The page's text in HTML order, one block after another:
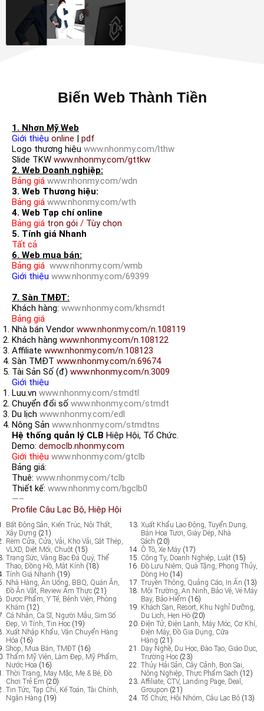
Biến Web Thành Tiền
1. Nhơn Mỹ Web
Giới thiệu online | pdf
Logo thương hiệu www.nhonmy.com/lthw
Slide TKW www.nhonmy.com/gttkw
2. Web Doanh nghiệp:
Bảng giá www.nhonmy.com/wdn
3. Web Thương hiệu:
Bảng giá www.nhonmy.com/wth
4. Web Tạp chí online
Bảng giá trọn gói / Tùy chọn
5. Tính giá Nhanh
Tất cả
6. Web mua bán:
Bảng giá www.nhonmy.com/wmb
Giới thiệu www.nhonmy.com/69399
7. Sàn TMĐT:
Khách hàng: www.nhonmy.com/khsmdt
Bảng giá
Nhà bán Vendor www.nhonmy.com/n.108119
Khách hàng www.nhonmy.com/n.108122
Affiliate www.nhonmy.com/n.108123
Sàn TMĐT www.nhonmy.com/n.69674
Tài Sản Số (đ) www.nhonmy.com/n.3009
Giới thiệu
Luu.vn www.nhonmy.com/stmdtl
Chuyển đổi số www.nhonmy.com/stmdt
Du lịch www.nhonmy.com/edl
Nông Sản www.nhonmy.com/stmdtns
Hệ thống quản lý CLB Hiệp Hội, Tổ Chức.
Demo: democlb.nhonmy.com
Giới thiệu www.nhonmy.com/gtclb
Bảng giá:
Thuê: www.nhonmy.com/tclb
Thiết kế: www.nhonmy.com/bgclb0
—–
Profile Câu Lạc Bộ, Hiệp Hội
Bất Động Sản, Kiến Trúc, Nội Thất,
Xây Dựng (21)
Rèm Cửa, Cửa, Vải, Kho Vải, Sắt Thép,
VLXD, Diệt Mối, Chuột (15)
Trang Sức, Vàng Bạc Đá Quý, Thể
Thao, Đồng Hồ, Mắt Kính (18)
Tính Giá Nhanh (19)
Nhà Hàng, Ăn Uống, BBQ, Quán Ăn,
Đồ Ăn Vặt, Review Ẩm Thực (21)
Dược Phẩm, Y Tế, Bệnh Viện, Phòng
Khám (12)
Cá Nhân, Ca Sĩ, Người Mẫu, Sim Số
Đẹp, Vi Tính, Tin Học (19)
Xuất Nhập Khẩu, Vận Chuyển Hàng
Hóa (16)
Shop, Mua Bán, TMĐT (16)
Thẩm Mỹ Viện, Làm Đẹp, Mỹ Phẩm,
Nước Hoa (16)
Thời Trang, May Mặc, Mẹ & Bé, Đồ
Chơi Trẻ Em (20)
Tin Tức, Tạp Chí, Kế Toán, Tài Chính,
Ngân Hàng (19)
Xuất Khẩu Lao Động, Tuyển Dụng,
Bán Hoa Tươi, Giày Dép, Nhà
Sách (20)
Ô Tô, Xe Máy (17)
Công Ty, Doanh Nghiệp, Luật (15)
Đồ Lưu Niệm, Quà Tặng, Phong Thủy,
Dòng Họ (14)
Truyền Thông, Quảng Cáo, In Ấn (13)
Môi Trường, An Ninh, Bảo Vệ, Vé Máy
Bay, Bảo Hiểm (16)
Khách Sạn, Resort, Khu Nghỉ Dưỡng,
Du Lịch, Hẹn Hò (20)
Điện Tử, Điện Lạnh, Máy Móc, Cơ Khí,
Điện Máy, Đồ Gia Dụng, Cữa
Hàng (21)
Dạy Nghề, Du Học, Đào Tạo, Giáo Dục,
Trường Học (23)
Thủy Hải Sản, Cây Cảnh, Bon Sai,
Nông Nghiệp, Thực Phẩm Sạch (12)
Affiliate, CTV, Landing Page, Deal,
Groupon (21)
Tổ Chức, Hội Nhóm, Câu Lạc Bộ (13)